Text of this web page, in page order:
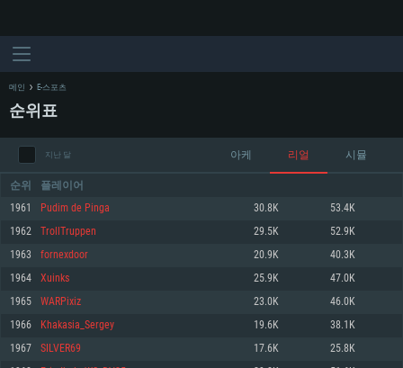
시스템 요구사항
최소사양
최소사양
최소사양
메인 E-스포츠
순위표
지난 달 아케 리얼 시뮬
순위 플레이어
1961 Pudim de Pinga 30.8K 53.4K
1962 TrollTruppen 29.5K 52.9K
1963 fornexdoor 20.9K 40.3K
1964 Xuinks 25.9K 47.0K
1965 WARPixiz 23.0K 46.0K
1966 Khakasia_Sergey 19.6K 38.1K
1967 SILVER69 17.6K 25.8K